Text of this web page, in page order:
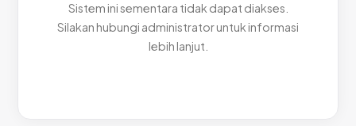
Sistem ini sementara tidak dapat diakses.
Silakan hubungi administrator untuk informasi
lebih lanjut.